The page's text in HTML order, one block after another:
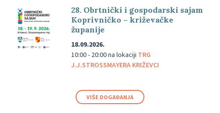
28. Obrtnički i gospodarski sajam
Koprivničko – križevačke
županije
18.09.2026.
10:00 - 20:00na lokaciji TRG
J.J.STROSSMAYERA KRIŽEVCI
VIŠE DOGAĐANJA